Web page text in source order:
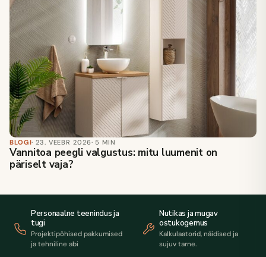
BLOGI· 23. VEEBR 2026· 5 MIN
Vannitoa peegli valgustus: mitu luumenit on
päriselt vaja?
Personaalne teenindus ja
tugi
Projektipõhised pakkumised
ja tehniline abi
Nutikas ja mugav
ostukogemus
Kalkulaatorid, näidised ja
sujuv tarne.